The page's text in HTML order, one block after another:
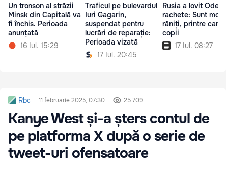
Un tronson al străzii
Minsk din Capitală va
fi închis. Perioada
anunțată
16 Iul. 15:29
Traficul pe bulevardul
Iuri Gagarin,
suspendat pentru
lucrări de reparație:
Perioada vizată
17 Iul. 20:45
Rusia a lovit
rachete: Sunt
răniți, printre care
copii
17 Iul. 08:27
Rbc 11 februarie 2025, 07:30 25 709
Kanye West și-a șters contul de
pe platforma X după o serie de
tweet-uri ofensatoare